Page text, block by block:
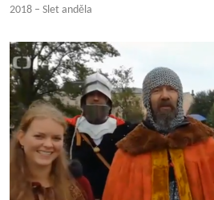
2018 – Slet anděla